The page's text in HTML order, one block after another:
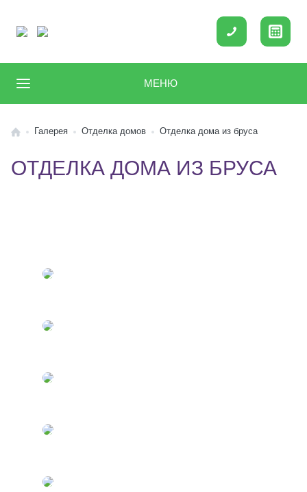
МЕНЮ
Галерея Отделка домов Отделка дома из бруса
ОТДЕЛКА ДОМА ИЗ БРУСА